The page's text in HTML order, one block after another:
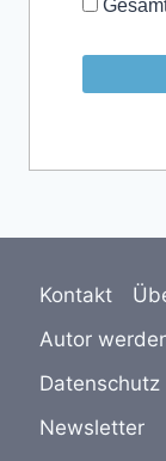
Kontakt
Autor
Datenschutz
Newsletter